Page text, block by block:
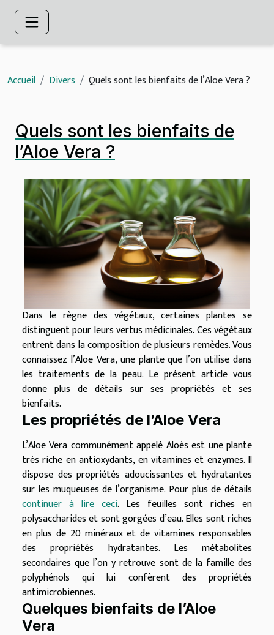
Accueil Divers Quels sont les bienfaits de l’Aloe Vera ?
Quels sont les bienfaits de
l’Aloe Vera ?
Dans le règne des végétaux, certaines plantes se
distinguent pour leurs vertus médicinales. Ces végétaux
entrent dans la composition de plusieurs remèdes. Vous
connaissez l’Aloe Vera, une plante que l’on utilise dans
les traitements de la peau. Le présent article vous
donne plus de détails sur ses propriétés et ses
bienfaits.
Les propriétés de l’Aloe Vera
L’Aloe Vera communément appelé Aloès est une plante
très riche en antioxydants, en vitamines et enzymes. Il
dispose des propriétés adoucissantes et hydratantes
sur les muqueuses de l’organisme. Pour plus de détails
continuer à lire ceci. Les feuilles sont riches en
polysaccharides et sont gorgées d’eau. Elles sont riches
en plus de 20 minéraux et de vitamines responsables
des propriétés hydratantes. Les métabolites
secondaires que l’on y retrouve sont de la famille des
polyphénols qui lui confèrent des propriétés
antimicrobiennes.
Quelques bienfaits de l’Aloe
Vera